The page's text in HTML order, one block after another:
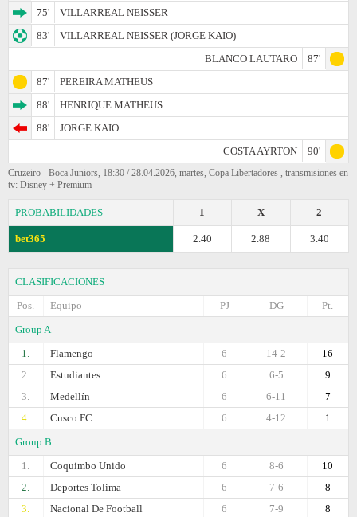
75'
VILLARREAL NEISSER
83'
VILLARREAL NEISSER (JORGE KAIO)
BLANCO LAUTARO
87'
87'
PEREIRA MATHEUS
88'
HENRIQUE MATHEUS
88'
JORGE KAIO
COSTA AYRTON
90'
Cruzeiro - Boca Juniors, 18:30 / 28.04.2026, martes, Copa Libertadores , transmisiones en
tv: Disney + Premium
PROBABILIDADES 2
X
1
bet365 3.40
2.88
2.40
CLASIFICACIONES
Pos.
Equipo Pt.
DG
PJ
Group A
1.
Flamengo 16
14-2
6
2.
Estudiantes 9
6-5
6
3.
Medellín 7
6-11
6
4.
Cusco FC 1
4-12
6
Group B
1.
Coquimbo Unido 10
8-6
6
2.
Deportes Tolima 8
7-6
6
3.
Nacional De Football 8
7-9
6